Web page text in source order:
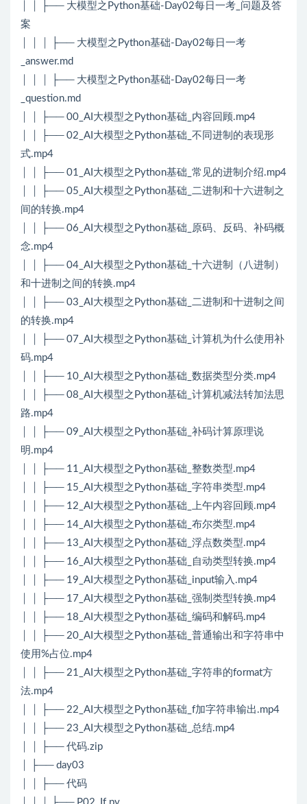
│ │ ├── 大模型之Python基础-Day02每日一考_问题及答
案
│ │ │ ├── 大模型之Python基础-Day02每日一考
_answer.md
│ │ │ ├── 大模型之Python基础-Day02每日一考
_question.md
│ │ ├── 00_AI大模型之Python基础_内容回顾.mp4
│ │ ├── 02_AI大模型之Python基础_不同进制的表现形
式.mp4
│ │ ├── 01_AI大模型之Python基础_常见的进制介绍.mp4
│ │ ├── 05_AI大模型之Python基础_二进制和十六进制之
间的转换.mp4
│ │ ├── 06_AI大模型之Python基础_原码、反码、补码概
念.mp4
│ │ ├── 04_AI大模型之Python基础_十六进制（八进制）
和十进制之间的转换.mp4
│ │ ├── 03_AI大模型之Python基础_二进制和十进制之间
的转换.mp4
│ │ ├── 07_AI大模型之Python基础_计算机为什么使用补
码.mp4
│ │ ├── 10_AI大模型之Python基础_数据类型分类.mp4
│ │ ├── 08_AI大模型之Python基础_计算机减法转加法思
路.mp4
│ │ ├── 09_AI大模型之Python基础_补码计算原理说
明.mp4
│ │ ├── 11_AI大模型之Python基础_整数类型.mp4
│ │ ├── 15_AI大模型之Python基础_字符串类型.mp4
│ │ ├── 12_AI大模型之Python基础_上午内容回顾.mp4
│ │ ├── 14_AI大模型之Python基础_布尔类型.mp4
│ │ ├── 13_AI大模型之Python基础_浮点数类型.mp4
│ │ ├── 16_AI大模型之Python基础_自动类型转换.mp4
│ │ ├── 19_AI大模型之Python基础_input输入.mp4
│ │ ├── 17_AI大模型之Python基础_强制类型转换.mp4
│ │ ├── 18_AI大模型之Python基础_编码和解码.mp4
│ │ ├── 20_AI大模型之Python基础_普通输出和字符串中
使用%占位.mp4
│ │ ├── 21_AI大模型之Python基础_字符串的format方
法.mp4
│ │ ├── 22_AI大模型之Python基础_f加字符串输出.mp4
│ │ ├── 23_AI大模型之Python基础_总结.mp4
│ │ ├── 代码.zip
│ ├── day03
│ │ ├── 代码